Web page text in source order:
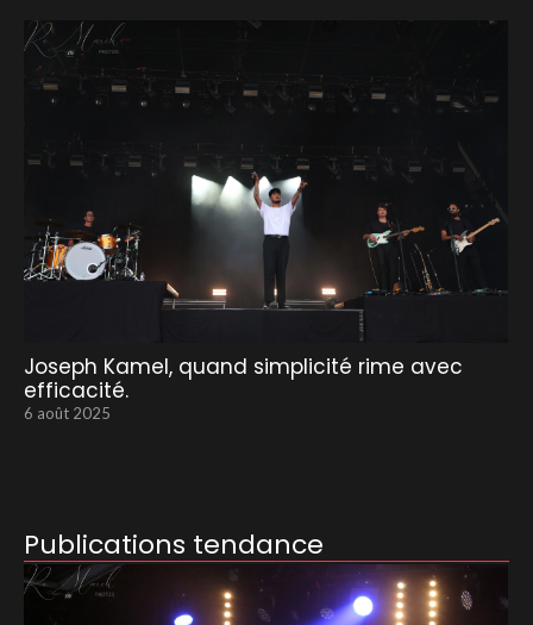
Joseph Kamel, quand simplicité rime avec
efficacité.
6 août 2025
Publications tendance